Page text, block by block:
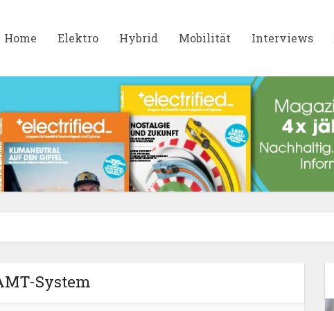
Home Elektro Hybrid Mobilität Interviews
System